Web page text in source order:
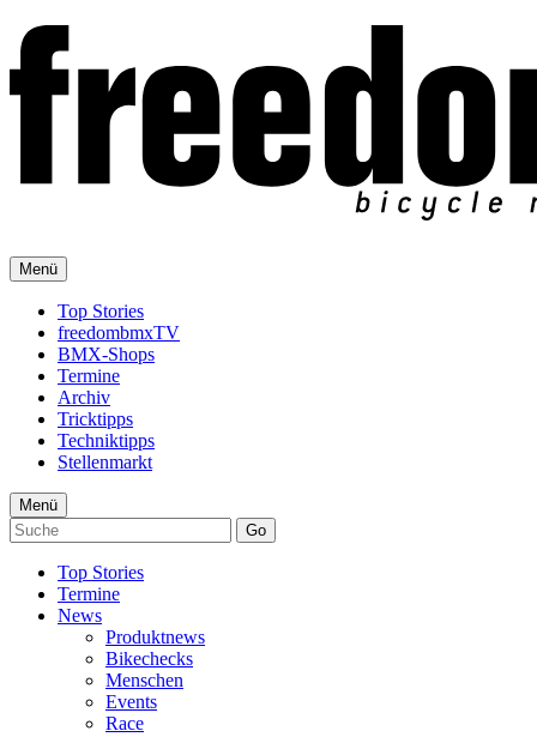
Menü
Top Stories
freedombmxTV
BMX-Shops
Termine
Archiv
Tricktipps
Techniktipps
Stellenmarkt
Menü
Go
Top Stories
Termine
News
Produktnews
Bikechecks
Menschen
Events
Race